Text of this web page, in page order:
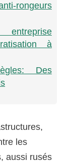
rongeurs
à
Des
les
aussi rusés